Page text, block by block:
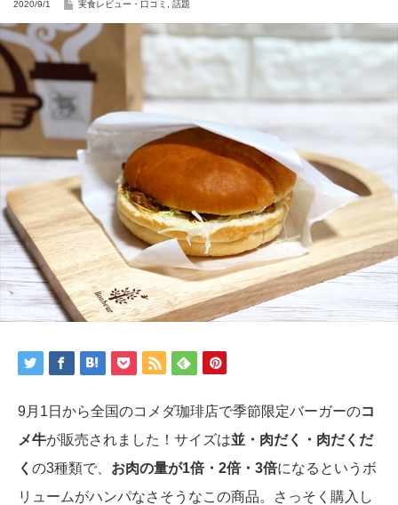
2020/9/1 実食レビュー・口コミ 話題
9月1日から全国のコメダ珈琲店で季節限定バーガーのコ
メ牛が販売されました！サイズは並・肉だく・肉だくだ
く の3種類で、 お肉の量が1倍・2倍・3倍になるというボ
リュームがハンパなさそうなこの商品。さっそく購入し